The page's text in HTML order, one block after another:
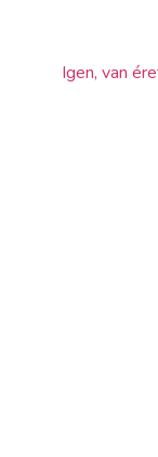
Igen, van
önismereti
Továbbá a